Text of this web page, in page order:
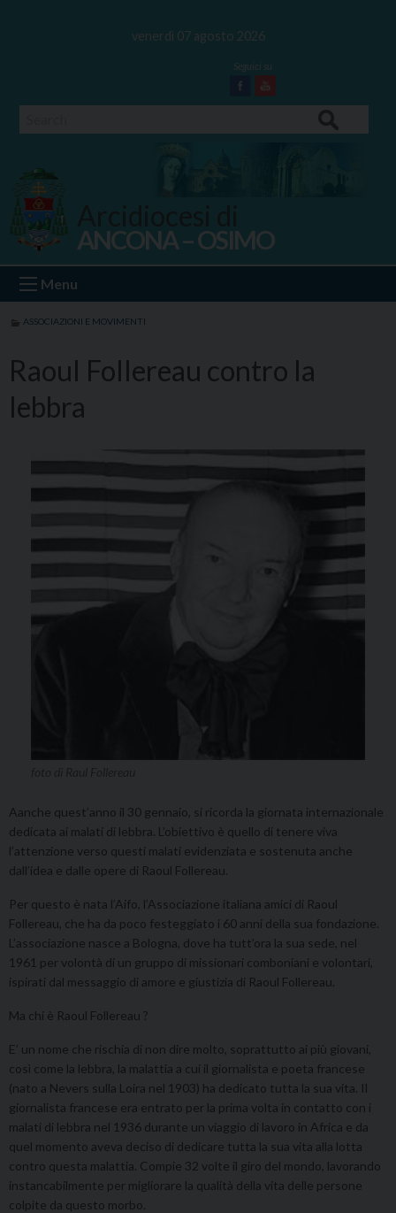
venerdì 07 agosto 2026
Facebook
Youtube
Ancona Osimo
ANCONA – OSIMO
Menu
ASSOCIAZIONI E MOVIMENTI
Raoul Follereau contro la
lebbra
Aanche quest’anno il 30 gennaio, si ricorda la giornata internazionale
dedicata ai malati di lebbra. L’obiettivo è quello di tenere viva
l’attenzione verso questi malati evidenziata e sostenuta anche
dall’idea e dalle opere di Raoul Follereau.
Per questo è nata l’Aifo, l’Associazione italiana amici di Raoul
Follereau, che ha da poco festeggiato i 60 anni della sua fondazione.
L’associazione nasce a Bologna, dove ha tutt’ora la sua sede, nel
1961 per volontà di un gruppo di missionari comboniani e volontari,
ispirati dal messaggio di amore e giustizia di Raoul Follereau.
Ma chi è Raoul Follereau ?
E’ un nome che rischia di non dire molto, soprattutto ai più giovani,
così come la lebbra, la malattia a cui il giornalista e poeta francese
(nato a Nevers sulla Loira nel 1903) ha dedicato tutta la sua vita. Il
giornalista francese era entrato per la prima volta in contatto con i
malati di lebbra nel 1936 durante un viaggio di lavoro in Africa e da
quel momento aveva deciso di dedicare tutta la sua vita alla lotta
contro questa malattia. Compie 32 volte il giro del mondo, lavorando
instancabilmente per migliorare la qualità della vita delle persone
colpite da questo morbo.